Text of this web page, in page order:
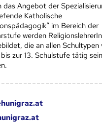
das Angebot der
Katholische
im Bereich der
werden
die an allen Schultypen
bis zur 13. Schulstufe tätig